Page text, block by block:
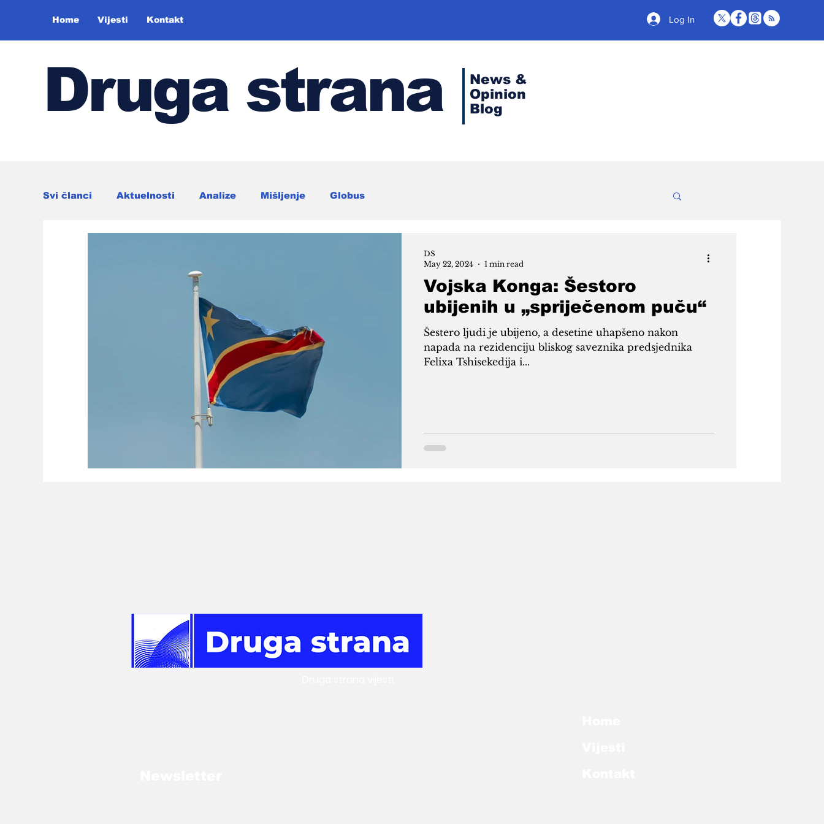
Home Vijesti Kontakt Log In
Druga strana
News &
Opinion
Blog
Svi članci Aktuelnosti Analize Mišljenje Globus
Vojska Konga: Šestoro
ubijenih u „spriječenom puču“
Šestero ljudi je ubijeno, a desetine uhapšeno nakon
napada na rezidenciju bliskog saveznika predsjednika
Felixa Tshisekedija i...
DS
May 22, 2024
1 min read